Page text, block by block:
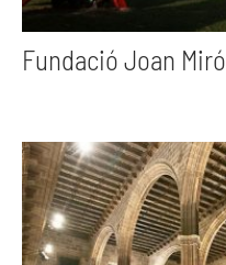
Fundació Joan Miró